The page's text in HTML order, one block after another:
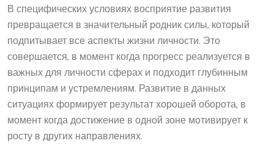
В специфических условиях восприятие развития
превращается в значительный родник силы, который
подпитывает все аспекты жизни личности. Это
совершается, в момент когда прогресс реализуется в
важных для личности сферах и подходит глубинным
принципам и устремлениям. Развитие в данных
ситуациях формирует результат хорошей оборота, в
момент когда достижение в одной зоне мотивирует к
росту в других направлениях.